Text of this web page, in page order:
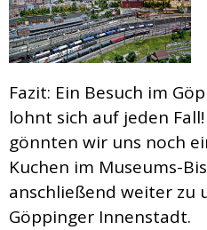
Fazit: Ein Besuch im
lohnt sich auf jeden
gönnten wir uns noch
Kuchen im Museums-
anschließend weiter zu
Göppinger Innenstadt.